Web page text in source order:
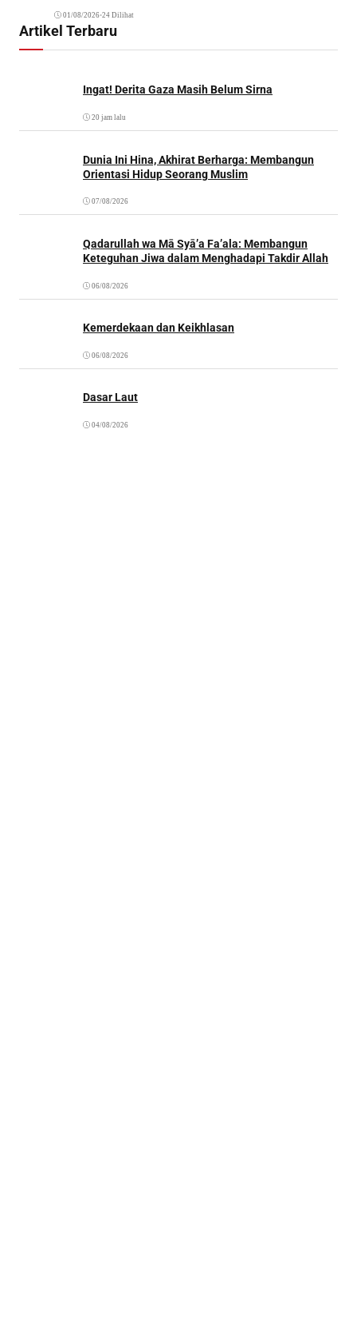
01/08/2026•24 Dilihat
Artikel Terbaru
Ingat! Derita Gaza Masih Belum Sirna
20 jam lalu
Dunia Ini Hina, Akhirat Berharga: Membangun
Orientasi Hidup Seorang Muslim
07/08/2026
Qadarullah wa Mā Syā’a Fa’ala: Membangun
Keteguhan Jiwa dalam Menghadapi Takdir Allah
06/08/2026
Kemerdekaan dan Keikhlasan
06/08/2026
Dasar Laut
04/08/2026